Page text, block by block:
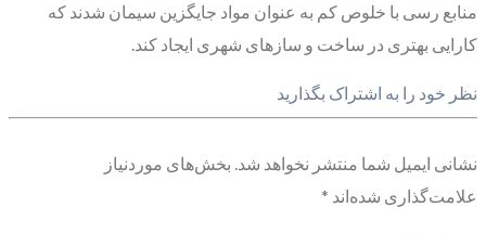
منابع رسی با خلوص کم به عنوان مواد جایگزین سیمان شدند که
کارایی بهتری در ساخت و سازهای شهری ایجاد کند.
نظر خود را به اشتراک بگذارید
نشانی ایمیل شما منتشر نخواهد شد. بخش‌های موردنیاز
علامت‌گذاری شده‌اند *